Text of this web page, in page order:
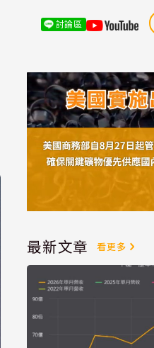
討論區
最新文章 看更多